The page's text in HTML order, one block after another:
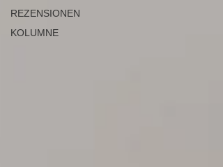
REZENSIONEN
KOLUMNE